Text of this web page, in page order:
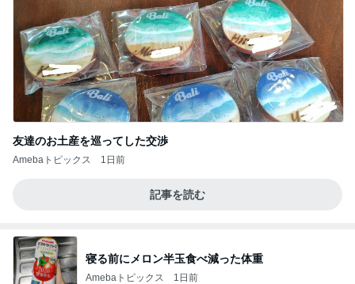
友達のお土産を巡ってした交渉
Amebaトピックス 1日前
記事を読む
寝る前にメロン半玉食べ減った体重
Amebaトピックス 1日前